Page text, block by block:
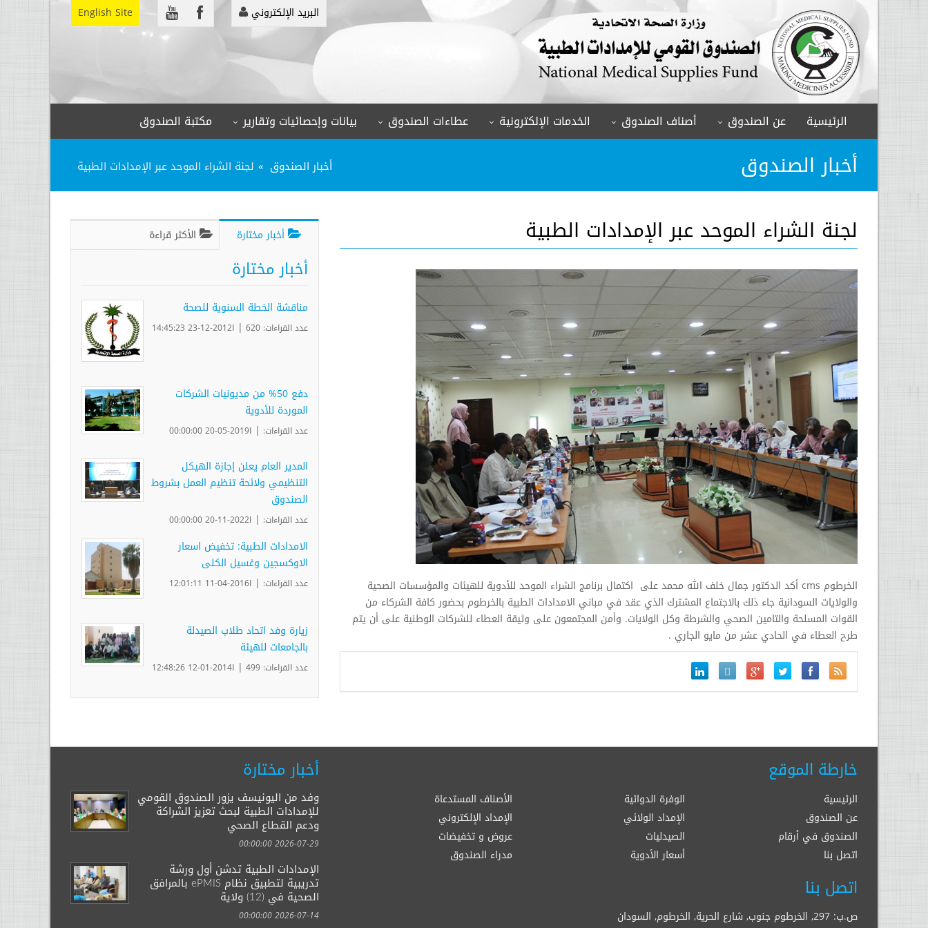
English Site البريد الإلكتروني
الرئيسية عن الصندوق أصناف الصندوق الخدمات الإلكترونية عطاءات الصندوق بيانات وإحصائيات وتقارير مكتبة الصندوق
أخبار الصندوق أخبار الصندوق لجنة الشراء الموحد عبر الإمدادات الطبية
لجنة الشراء الموحد عبر الإمدادات الطبية
الخرطوم cms أكد الدكتور جمال خلف الله محمد على اكتمال برنامج الشراء الموحد للأدوية للهيئات والمؤسسات الصحية
والولايات السودانية جاء ذلك بالاجتماع المشترك الذي عقد في مباني الامدادات الطبية بالخرطوم بحضور كافة الشركاء من
القوات المسلحة والتامين الصحي والشرطة وكل الولايات. وأمن المجتمعون على وثيقة العطاء للشركات الوطنية على أن يتم
طرح العطاء في الحادي عشر من مايو الجاري .
أخبار مختارة الأكثر قراءة
أخبار مختارة
مناقشة الخطة السنوية للصحة
عدد القراءات: 620 | ا2012-12-23 14:45:23
دفع 50% من مديونيات الشركات
الموردة للأدوية
عدد القراءات: | ا2019-05-20 00:00:00
المدير العام يعلن إجازة الهيكل
التنظيمي ولائحة تنظيم العمل بشروط
الصندوق
عدد القراءات: | ا2022-11-20 00:00:00
الامدادات الطبية: تخفيض اسعار
الاوكسجين وغسيل الكلى
عدد القراءات: | ا2016-04-11 12:01:11
زيارة وفد اتحاد طلاب الصيدلة
بالجامعات للهيئة
عدد القراءات: 499 | ا2014-01-12 12:48:26
خارطة الموقع
الرئيسية الوفرة الدوائية
الأصناف المستدعاة
عن الصندوق
الإمداد الولائي
الإمداد الإلكتروني
الصندوق في أرقام
الصيدليات
عروض و تخفيضات
اتصل بنا
أسعار الأدوية مدراء الصندوق
اتصل بنا
ص.ب: 297, الخرطوم جنوب, شارع الحرية, الخرطوم, السودان
أخبار مختارة
وفد من اليونيسف يزور الصندوق القومي
للإمدادات الطبية لبحث تعزيز الشراكة
ودعم القطاع الصحي
2026-07-29 00:00:00
الإمدادات الطبية تدشن أول ورشة
تدريبية لتطبيق نظام ePMIS بالمرافق
الصحية في (12) ولاية
2026-07-14 00:00:00